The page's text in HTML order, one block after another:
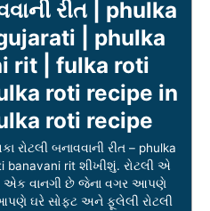
રીત | phulka
| phulka
rit | fulka roti
roti recipe in
roti recipe
બનાવવાની રીત – phulka
banavani rit શીખીશું. રોટલી એ
એક વાનગી છે જેના વગર આપણે
ઘરે સોફ્ટ અને ફૂલેલી રોટલી